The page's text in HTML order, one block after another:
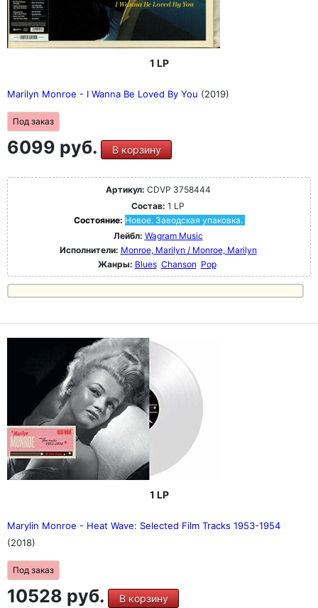
1 LP
Marilyn Monroe - I Wanna Be Loved By You (2019)
Под заказ
6099 руб. В корзину
Артикул: CDVP 3758444
Состав: 1 LP
Состояние: Новое. Заводская упаковка.
Лейбл: Wagram Music
Исполнители: Monroe, Marilyn / Monroe, Marilyn
Жанры: Blues Chanson Pop
1 LP
Marylin Monroe - Heat Wave: Selected Film Tracks 1953-1954
(2018)
Под заказ
10528 руб. В корзину